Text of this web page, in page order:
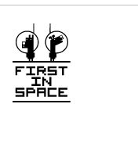
Перейти на главную